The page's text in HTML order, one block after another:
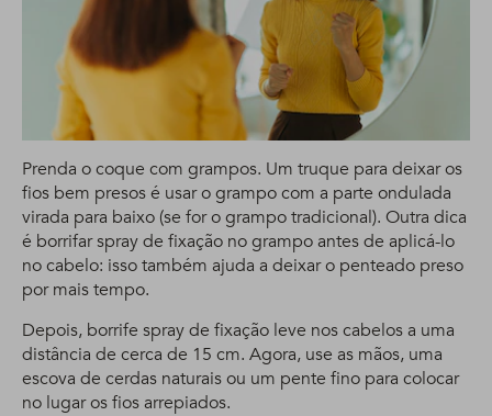
Prenda o coque com grampos. Um truque para deixar os
fios bem presos é usar o grampo com a parte ondulada
virada para baixo (se for o grampo tradicional). Outra dica
é borrifar spray de fixação no grampo antes de aplicá-lo
no cabelo: isso também ajuda a deixar o penteado preso
por mais tempo.
Depois, borrife spray de fixação leve nos cabelos a uma
distância de cerca de 15 cm. Agora, use as mãos, uma
escova de cerdas naturais ou um pente fino para colocar
no lugar os fios arrepiados.